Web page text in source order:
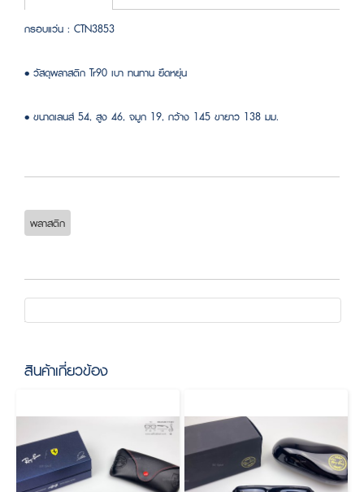
กรอบแว่น : CTN3853
• วัสดุพลาสติก Tr90 เบา ทนทาน ยืดหยุ่น
• ขนาดเลนส์ 54, สูง 46, จมูก 19, กว้าง 145 ขายาว 138 มม.
พลาสติก
สินค้าเกี่ยวข้อง